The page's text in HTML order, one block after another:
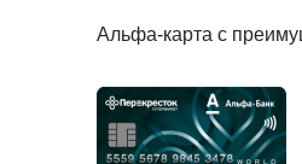
Альфа-карта с